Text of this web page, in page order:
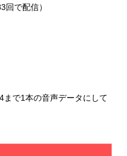
回で配信）
まで1本の音声データにして